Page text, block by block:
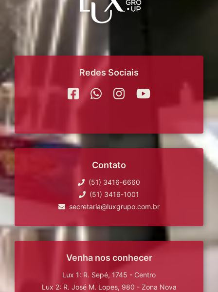
Redes Sociais
Contato
(51) 3416-6660
(51) 3416-1001
secretaria@luxgrupo.com.br
Venha nos conhecer
Lux 1: R. Sepé, 1745 - Centro
Lux 2: R. José M. Lopes, 980 - Zona Nova